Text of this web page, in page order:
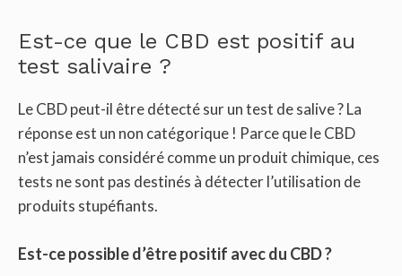
Est-ce que le CBD est positif au
test salivaire ?
Le CBD peut-il être détecté sur un test de salive ? La
réponse est un non catégorique ! Parce que le CBD
n’est jamais considéré comme un produit chimique, ces
tests ne sont pas destinés à détecter l’utilisation de
produits stupéfiants.
Est-ce possible d’être positif avec du CBD ?